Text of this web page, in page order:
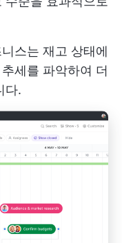
스는 재고 상태에
세를 파악하여 더
다.